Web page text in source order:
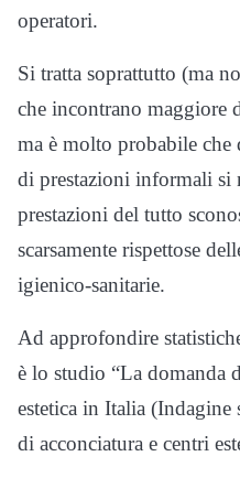
operatori.
Si tratta soprattutto (ma
che incontrano maggiore
ma è molto probabile
di prestazioni informali si
prestazioni del tutto
scarsamente rispettose
igienico-sanitarie.
Ad approfondire
è lo studio “La domanda
estetica in Italia
di acconciatura e centri